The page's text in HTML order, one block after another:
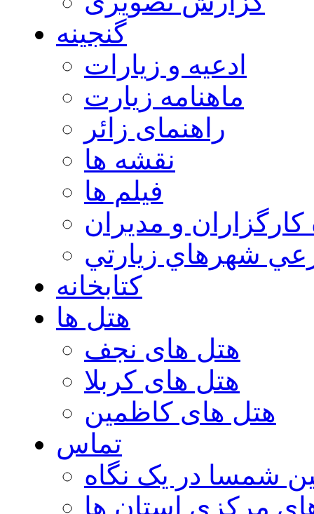
گنجینه
ادعیه و زیارات
ماهنامه زیارت
راهنمای زائر
نقشه ها
فیلم ها
كارگزاران و مديران
شهرهاي زيارتي
کتابخانه
هتل ها
هتل های نجف
هتل های کربلا
هتل های کاظمین
تماس
شمسا در یک نگاه
مرکزی استان ها